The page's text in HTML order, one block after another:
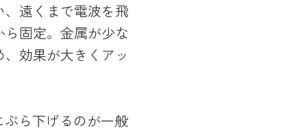
遠くまで電波を飛
固定。金属が少な
効果が大きくアッ
ら下げるのが一般